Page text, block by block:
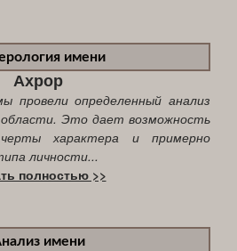
имени
Ахрор
провели определенный анализ
Это дает возможность
характера и примерно
личности...
полностью >>
имени